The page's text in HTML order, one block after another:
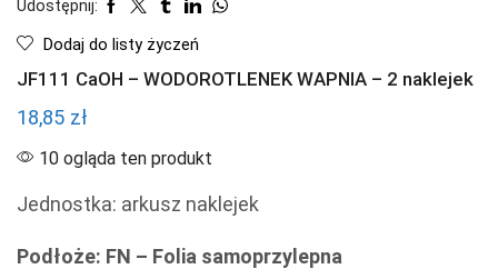
Udostępnij:
Dodaj do listy życzeń
JF111 CaOH – WODOROTLENEK WAPNIA – 2 naklejek
18,85 zł
10 ogląda ten produkt
Jednostka: arkusz naklejek
Podłoże: FN – Folia samoprzylepna